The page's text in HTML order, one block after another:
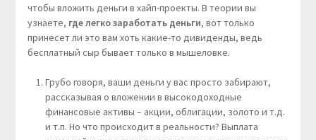
чтобы вложить деньги в хайп-проекты. В теории вы
узнаете, где легко заработать деньги, вот только
принесет ли это вам хоть какие-то дивиденды, ведь
бесплатный сыр бывает только в мышеловке.
Грубо говоря, ваши деньги у вас просто забирают,
рассказывая о вложении в высокодоходные
финансовые активы – акции, облигации, золото и т.д.
и т.п. Но что происходит в реальности? Выплата